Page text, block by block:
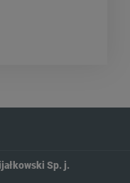
Sp. j.